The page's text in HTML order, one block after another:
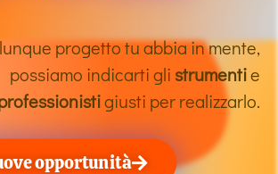
progetto tu abbia in mente,
possiamo indicarti glistrumentie
giusti per realizzarlo.
opportunità